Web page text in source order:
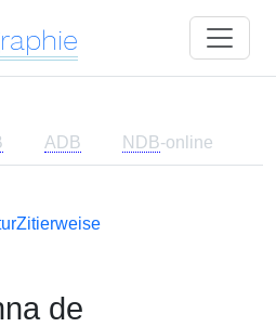
ADB NDB-online
Zitierweise
de